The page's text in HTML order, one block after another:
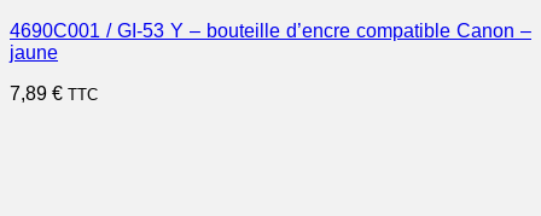
4690C001 / GI-53 Y – bouteille d’encre compatible Canon –
jaune
7,89 € TTC